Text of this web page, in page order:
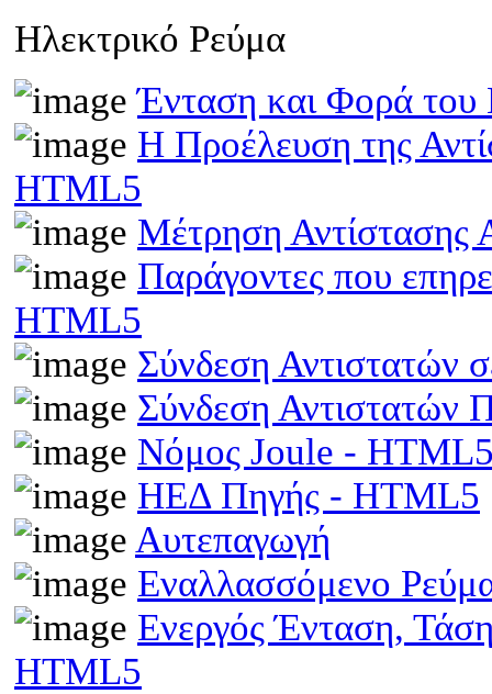
Ηλεκτρικό Ρεύμα
Ένταση και Φορά του
Η Προέλευση της
HTML5
Μέτρηση Αντίστασης
Παράγοντες που
HTML5
Σύνδεση Αντιστατών
Σύνδεση
Νόμος Joule -
ΗΕΔ Πηγής - HTML5
Αυτεπαγωγή
Εναλλασσόμενο
Ενεργός Ένταση,
HTML5